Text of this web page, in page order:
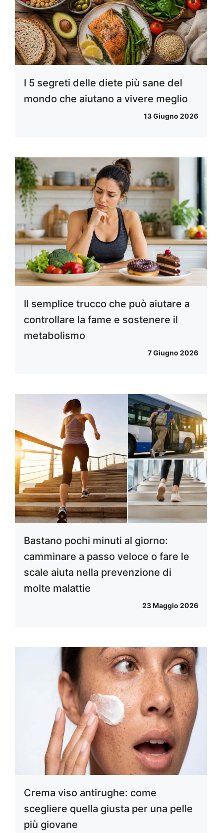
I 5 segreti delle diete più sane del
mondo che aiutano a vivere meglio
13 Giugno 2026
Il semplice trucco che può aiutare a
controllare la fame e sostenere il
metabolismo
7 Giugno 2026
Bastano pochi minuti al giorno:
camminare a passo veloce o fare le
scale aiuta nella prevenzione di
molte malattie
23 Maggio 2026
Crema viso antirughe: come
scegliere quella giusta per una pelle
più giovane